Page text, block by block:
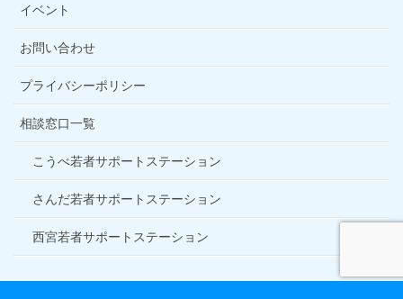
イベント
お問い合わせ
プライバシーポリシー
相談窓口一覧
こうべ若者サポートステーション
さんだ若者サポートステーション
西宮若者サポートステーション